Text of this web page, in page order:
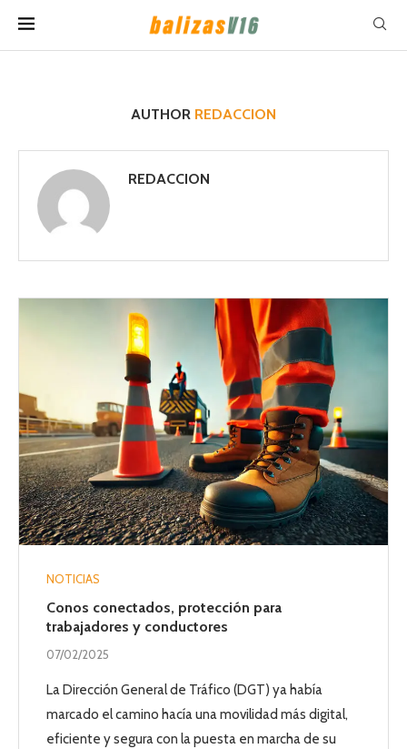
AUTHOR REDACCION
REDACCION
NOTICIAS
Conos conectados, protección para
trabajadores y conductores
07/02/2025
La Dirección General de Tráfico (DGT) ya había
marcado el camino hacía una movilidad más digital,
eficiente y segura con la puesta en marcha de su